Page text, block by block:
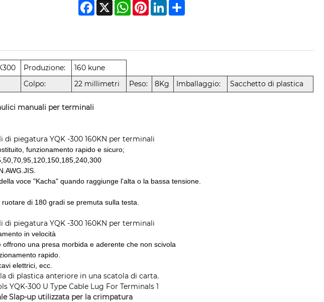
Facebook
X WhatsApp
PinterestLinkedInShare
Produzione:
160 kune
Colpo: 22 millimetri Peso: 8Kg Imballaggio: Sacchetto di plastica
manuali per terminali
piegatura YQK -300 160KN per terminali
funzionamento rapido e sicuro;
voce "Kacha" quando raggiunge l'alta o la bassa tensione.
di 180 gradi se premuta sulla testa.
piegatura YQK -300 160KN per terminali
in velocità
una presa morbida e aderente che non scivola
rapido.
elettrici, ecc.
di plastica anteriore in una scatola di carta.
Slap-up utilizzata per la crimpatura